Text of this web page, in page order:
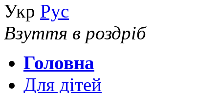
Укр Рус
Взуття в роздріб
Головна
Для дітей